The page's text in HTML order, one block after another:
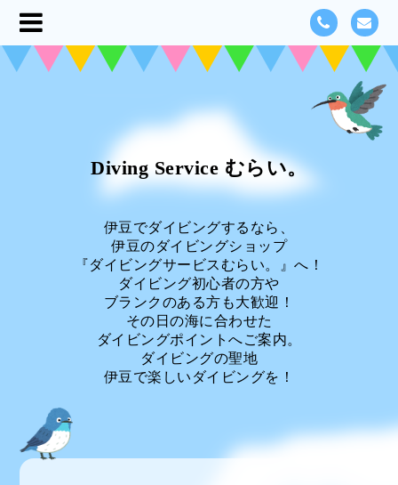
Diving Service むらい。
伊豆でダイビングするなら、
伊豆のダイビングショップ
『ダイビングサービスむらい。』へ！
ダイビング初心者の方や
ブランクのある方も大歓迎！
その日の海に合わせた
ダイビングポイントへご案内。
ダイビングの聖地
伊豆で楽しいダイビングを！